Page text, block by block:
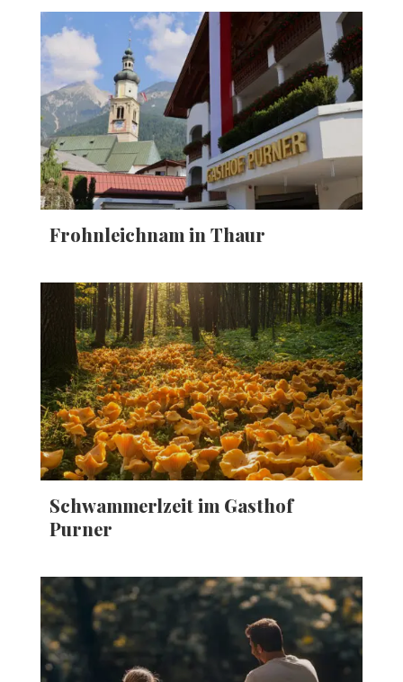
Frohnleichnam in Thaur
Schwammerlzeit im Gasthof
Purner